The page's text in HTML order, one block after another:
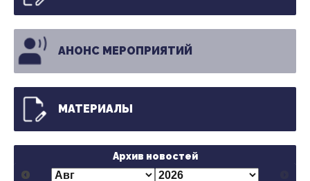
АНОНС МЕРОПРИЯТИЙ
МАТЕРИАЛЫ
Архив новостей